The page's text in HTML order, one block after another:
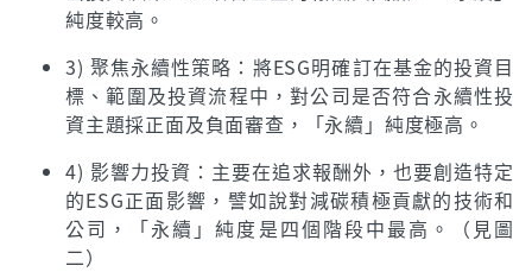
純度較高。
3) 聚焦永續性策略：將ESG明確訂在基金的投資目
標、範圍及投資流程中，對公司是否符合永續性投
資主題採正面及負面審查，「永續」純度極高。
4) 影響力投資：主要在追求報酬外，也要創造特定
的ESG正面影響，譬如說對減碳積極貢獻的技術和
公司，「永續」純度是四個階段中最高。（見圖
二）